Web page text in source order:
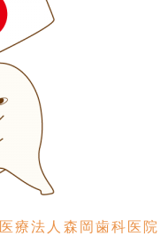
医療法人森岡歯科医院